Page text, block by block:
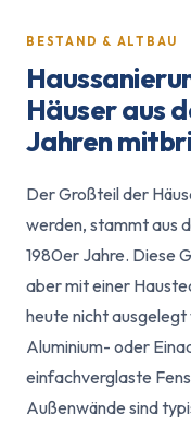
BESTAND & ALTBAU
Häuser aus
Jahren
Der Großteil der
werden, stammt aus
1980er Jahre. Diese
aber mit einer
heute nicht
Aluminium- oder
einfachverglaste
Außenwände sind